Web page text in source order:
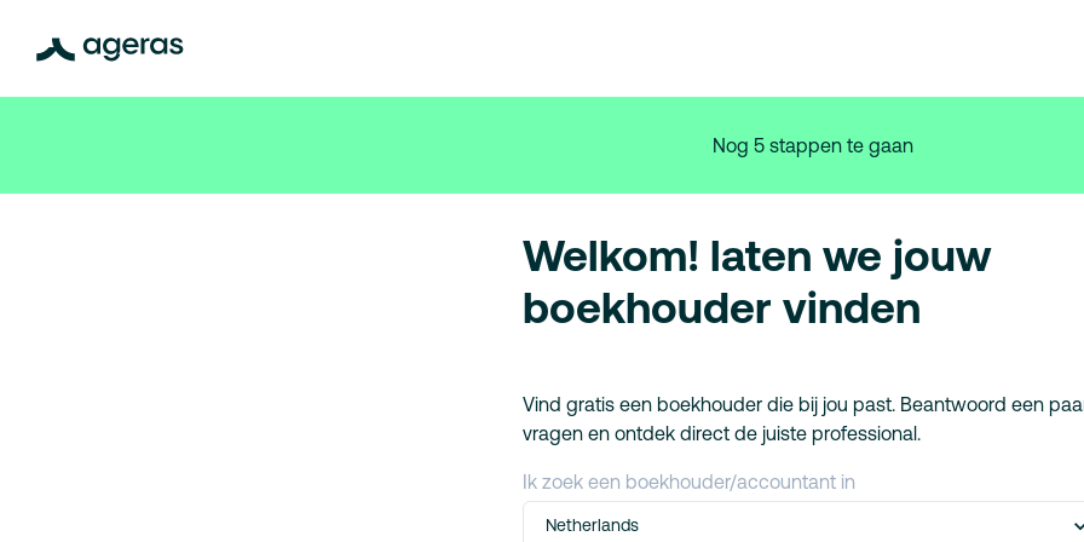
Nog 5 stappen te gaan
Welkom! laten we jouw
boekhouder vinden
Vind gratis een boekhouder die bij jou past. Beantwoord een
vragen en ontdek direct de juiste professional.
Ik zoek een boekhouder/accountant in
Netherlands